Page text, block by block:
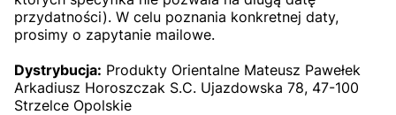
przydatności). W celu poznania konkretnej daty,
prosimy o zapytanie mailowe.
Dystrybucja: Produkty Orientalne Mateusz Pawełek
Arkadiusz Horoszczak S.C. Ujazdowska 78, 47-100
Strzelce Opolskie